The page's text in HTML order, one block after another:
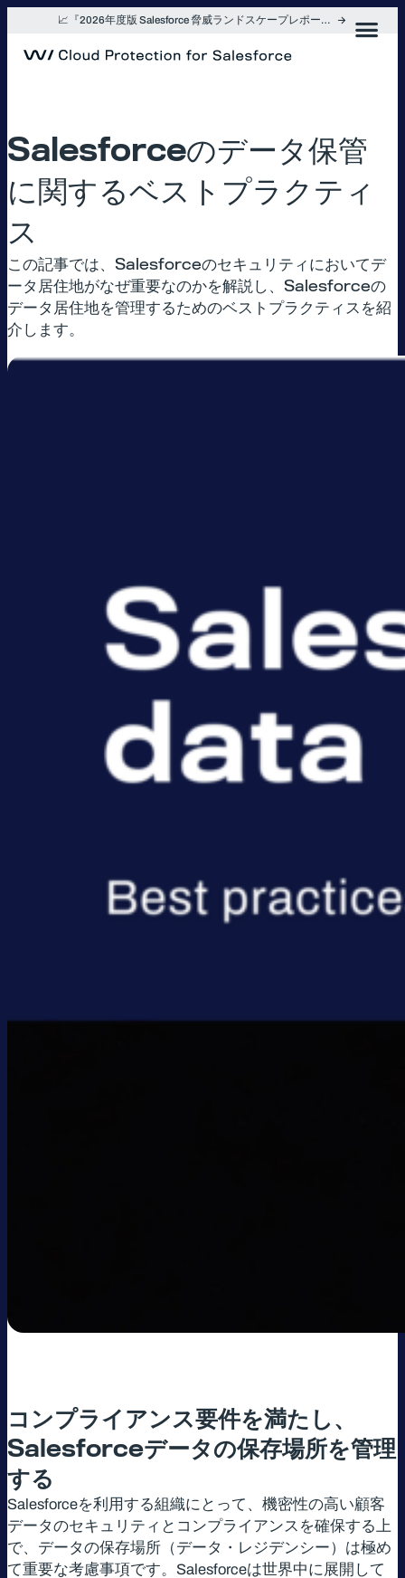
プ
📈『2026年度版 Salesforce 脅威ランドスケープレポート』を入手
Salesforceのデータ保管
に関するベストプラクティ
ス
この記事では、Salesforceのセキュリティにおいてデ
ータ居住地がなぜ重要なのかを解説し、Salesforceの
データ居住地を管理するためのベストプラクティスを紹
介します。
コンプライアンス要件を満たし、
Salesforceデータの保存場所を管理
する
Salesforceを利用する組織にとって、機密性の高い顧客
データのセキュリティとコンプライアンスを確保する上
で、データの保存場所（データ・レジデンシー）は極め
て重要な考慮事項です。Salesforceは世界中に展開して